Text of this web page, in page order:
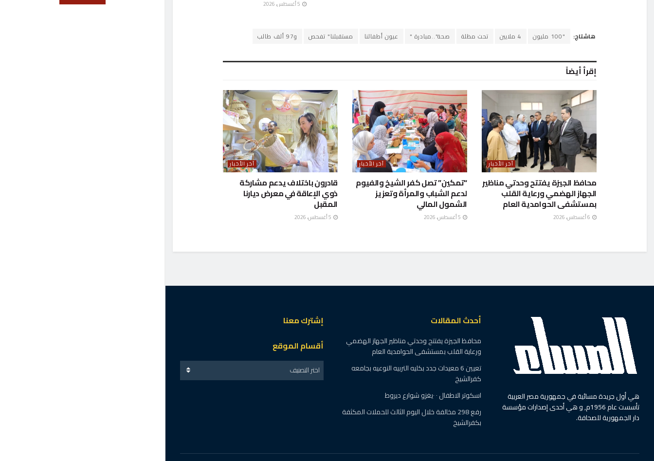
هاشتاج: "100 مليون 4 ملايين تحت مظلة صحة"..مبادرة " عيون أطفالنا مستقبلنا" تفحص و97 ألف طالب
إقرأ أيضاً
آخر الأخبار
محافظ الجيزة يفتتح وحدتي مناظير
الجهاز الهضمي ورعاية القلب
بمستشفى الحوامدية العام
آخر الأخبار
“تمكين” تصل كفر الشيخ والفيوم
لدعم الشباب والمرأة وتعزيز
الشمول المالي
آخر الأخبار
قادرون باختلاف يدعم مشاركة
ذوي الإعاقة في معرض ديارنا
المقبل
هي أول جريدة مسائية في جمهورية مصر العربية
تأسست عام 1956م, و هي أحدى إصدارات مؤسسة
دار الجمهورية للصحافة.
أحدث المقالات
محافظ الجيزة يفتتح وحدتي مناظير الجهاز الهضمي
ورعاية القلب بمستشفى الحوامدية العام
تعيين 6 معيدات جدد بكليه التربيه النوعيه بجامعه
كفرالشيخ
اسكوتر الاطفال ٠ ٠يغزو شوارع ديروط
رفع 298 مخالفة خلال اليوم الثالث للحملات المكثفة
بكفرالشيخ
إشترك معنا
أقسام الموقع
اختر التصنيف